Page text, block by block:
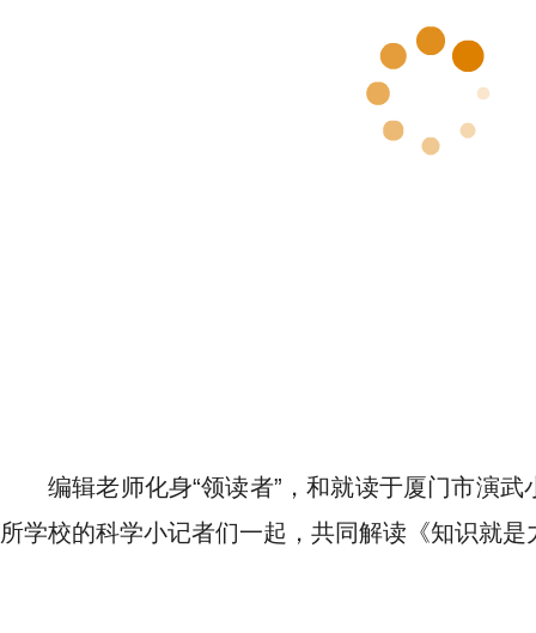
编辑老师化身“领读者”，和就读于厦门市演
所学校的科学小记者们一起，共同解读《知识就是